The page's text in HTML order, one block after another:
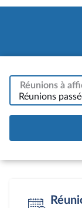
Réunions à
Réunions